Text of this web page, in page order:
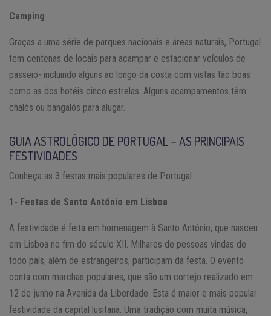
Camping
Graças a uma série de parques nacionais e áreas naturais, Portugal
tem centenas de locais para acampar e estacionar veículos de
passeio- incluindo alguns ao longo da costa com vistas tão boas
como as dos hotéis cinco estrelas. Alguns acampamentos têm
chalés ou bangalôs para alugar.
GUIA ASTROLÓGICO DE PORTUGAL – AS PRINCIPAIS
FESTIVIDADES
Conheça as 3 festas mais populares de Portugal
1- Festas de Santo António em Lisboa
A festividade é feita em homenagem à Santo António, que nasceu
em Lisboa no fim do século XII. Milhares de pessoas vindas de
todo país, além de estrangeiros, participam da festa. O evento
conta com marchas populares, que são um cortejo realizado em
12 de junho na Avenida da Liberdade. Esta é maior e mais popular
festividade da capital lusitana. Uma tradição com muita música,